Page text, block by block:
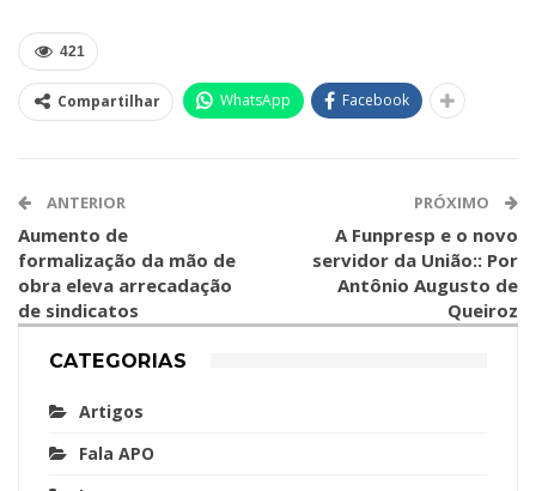
421
Compartilhar WhatsApp Facebook
ANTERIOR
Aumento de
formalização da mão de
obra eleva arrecadação
de sindicatos
PRÓXIMO
A Funpresp e o novo
servidor da União:: Por
Antônio Augusto de
Queiroz
CATEGORIAS
Artigos
Fala APO